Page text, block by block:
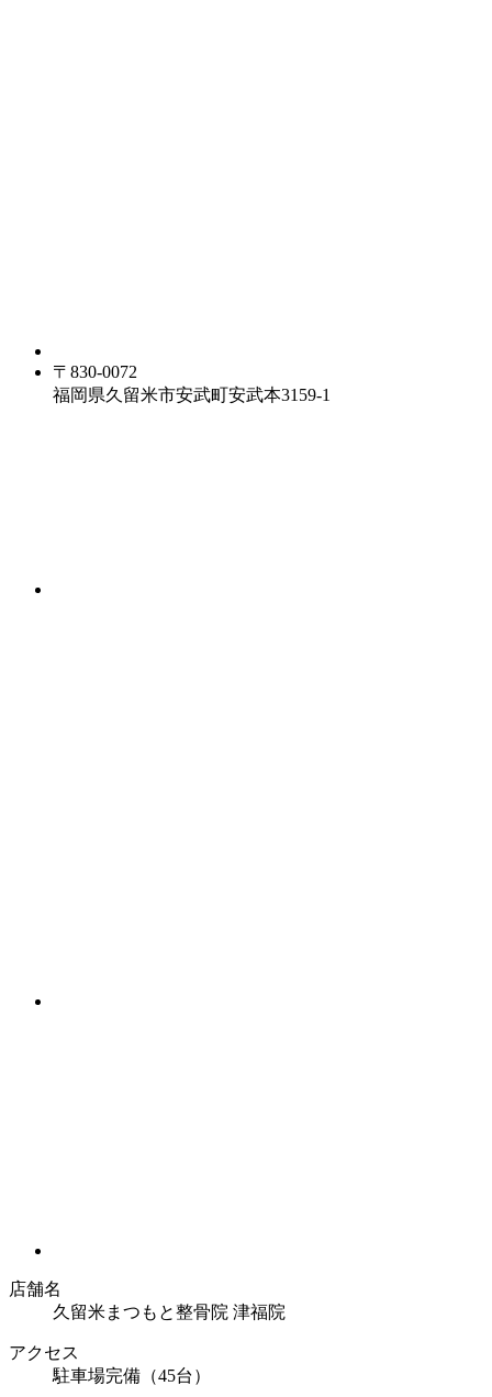
〒830-0072
福岡県久留米市安武町安武本3159-1
店舗名
久留米まつもと整骨院 津福院
アクセス
駐車場完備（45台）